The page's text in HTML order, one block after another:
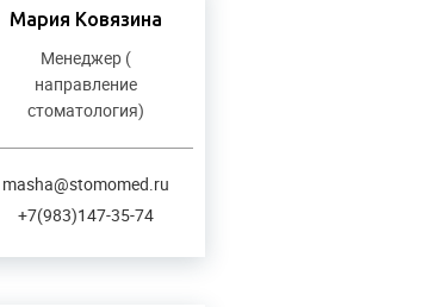
Мария Ковязина
Менеджер (
направление
стоматология)
masha@stomomed.ru
+7(983)147-35-74